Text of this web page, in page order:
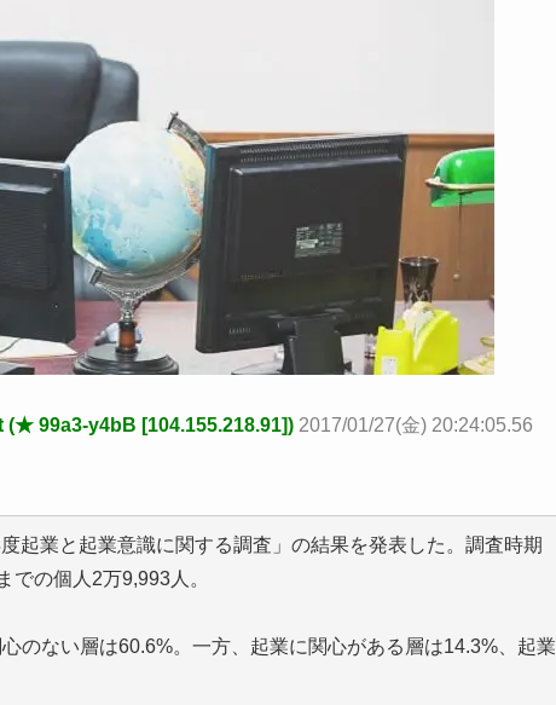
99a3-y4bB [104.155.218.91]) 2017/01/27(金) 20:24:05.56
起業と起業意識に関する調査」の結果を発表した。調査時期
での個人2万9,993人。
のない層は60.6%。一方、起業に関心がある層は14.3%、起業